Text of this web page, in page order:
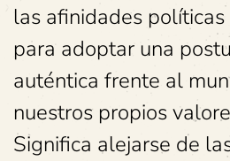
las afinidades
para adoptar una
auténtica frente al
nuestros propios
Significa alejarse de